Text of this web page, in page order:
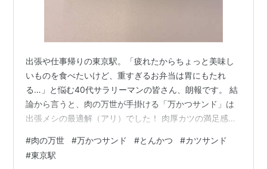
出張や仕事帰りの東京駅。「疲れたからちょっと美味し
いものを食べたいけど、重すぎるお弁当は胃にもたれ
る…」と悩む40代サラリーマンの皆さん、朗報です。 結
論から言うと、肉の万世が手掛ける「万かつサンド」は
出張メシの最適解（アリ）でした！ 肉厚カツの満足感は
まで美味しくペロリと完食できました。 この記事では、
実際に食べてわかった本音レビューをお届けします。
#肉の万世 #万かつサンド #とんかつ #カツサンド
#東京駅